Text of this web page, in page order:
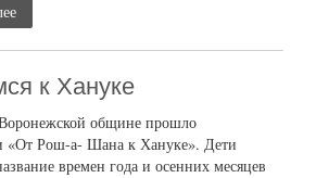
к Хануке
общине прошло
«От Рош-а- Шана к Хануке». Дети
времен года и осенних месяцев